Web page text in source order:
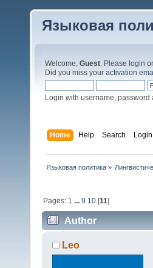
Языковая
Welcome, Guest. Please login or
Did you miss your activation
Login with username, password
Home Help Search Login
Языковая политика»
Pages: 1 ...9 10 [11]
Author
Leo